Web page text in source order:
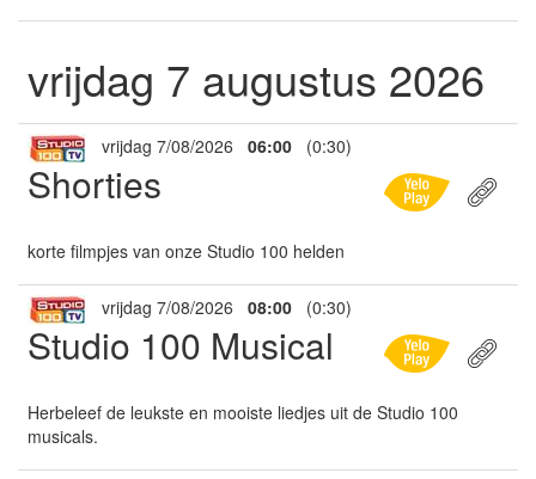
vrijdag 7 augustus 2026
vrijdag 7/08/2026 06:00 (0:30)
Shorties
korte filmpjes van onze Studio 100 helden
vrijdag 7/08/2026 08:00 (0:30)
Studio 100 Musical
Herbeleef de leukste en mooiste liedjes uit de Studio 100
musicals.